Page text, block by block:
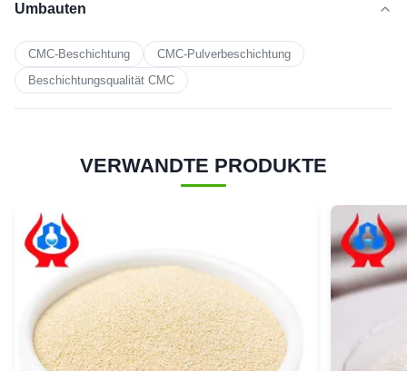
Umbauten
CMC-Beschichtung
CMC-Pulverbeschichtung
Beschichtungsqualität CMC
VERWANDTE PRODUKTE